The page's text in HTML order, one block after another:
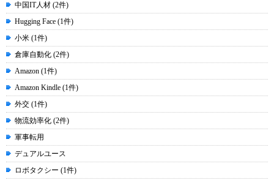
中国IT人材 (2件)
Hugging Face (1件)
小米 (1件)
倉庫自動化 (2件)
Amazon (1件)
Amazon Kindle (1件)
外交 (1件)
物流効率化 (2件)
軍事転用
デュアルユース
ロボタクシー (1件)